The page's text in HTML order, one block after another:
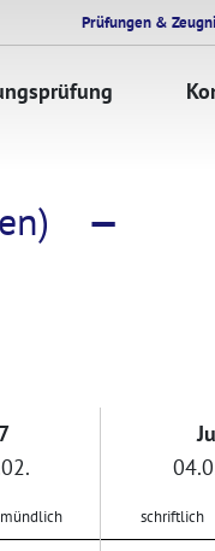
Prüfungen &
—
mündlich schriftlich